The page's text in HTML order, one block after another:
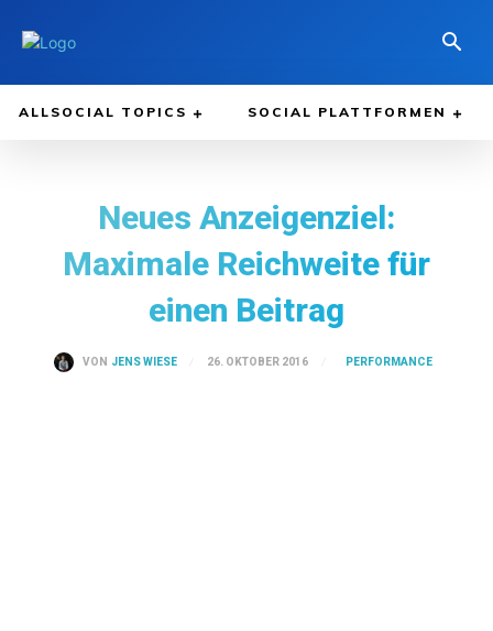
ALLSOCIAL TOPICS SOCIAL PLATTFORMEN
Neues Anzeigenziel:
Maximale Reichweite für
einen Beitrag
VON JENS WIESE 26. OKTOBER 2016 PERFORMANCE